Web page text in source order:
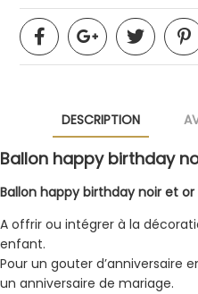
DESCRIPTION
Ballon happy birthday
Ballon happy birthday noir et or
A offrir ou intégrer à la
enfant.
Pour un gouter d’anniversaire
un anniversaire de mariage.